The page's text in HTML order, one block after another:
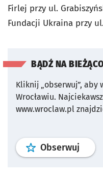
Firlej przy ul.
Fundacji Ukraina przy
BĄDŹ NA
Kliknij „obserwuj”, aby
Wrocławiu.
www.wroclaw.pl
Obserwuj profil